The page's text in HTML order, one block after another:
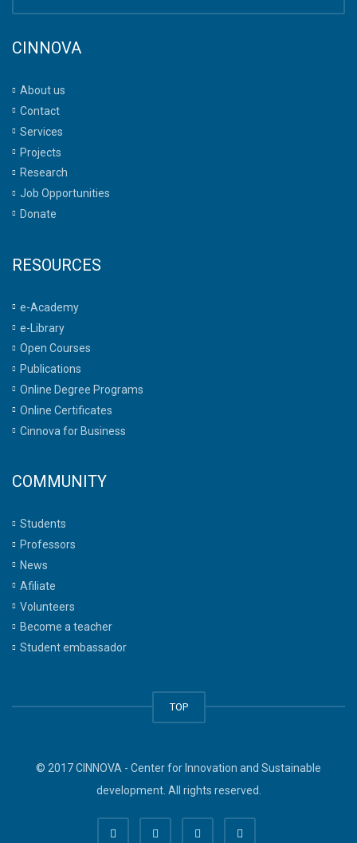
CINNOVA
About us
Contact
Services
Projects
Research
Job Opportunities
Donate
RESOURCES
e-Academy
e-Library
Open Courses
Publications
Online Degree Programs
Online Certificates
Cinnova for Business
COMMUNITY
Students
Professors
News
Afiliate
Volunteers
Become a teacher
Student embassador
TOP
© 2017 CINNOVA - Center for Innovation and Sustainable
development. All rights reserved.